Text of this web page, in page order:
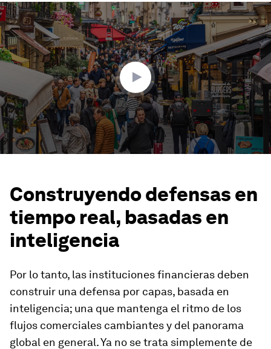
0
seconds
of
2
minutes,
34
seconds
Construyendo defensas en
tiempo real, basadas en
inteligencia
Por lo tanto, las instituciones financieras deben
construir una defensa por capas, basada en
inteligencia; una que mantenga el ritmo de los
flujos comerciales cambiantes y del panorama
global en general. Ya no se trata simplemente de